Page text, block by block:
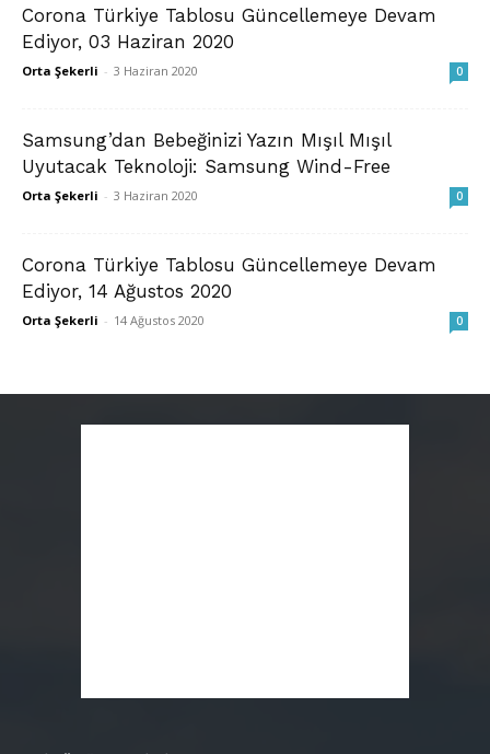
Corona Türkiye Tablosu Güncellemeye Devam
Ediyor, 03 Haziran 2020
Orta Şekerli - 3 Haziran 2020 0
Samsung’dan Bebeğinizi Yazın Mışıl Mışıl
Uyutacak Teknoloji: Samsung Wind-Free
Orta Şekerli - 3 Haziran 2020 0
Corona Türkiye Tablosu Güncellemeye Devam
Ediyor, 14 Ağustos 2020
Orta Şekerli - 14 Ağustos 2020 0